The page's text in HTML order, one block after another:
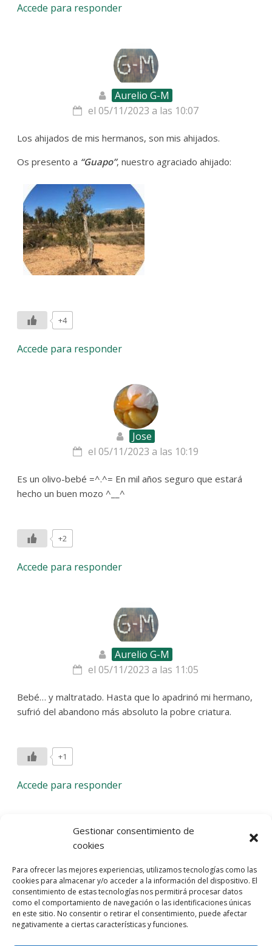
Gestionar consentimiento de
cookies
Para ofrecer las mejores experiencias, utilizamos tecnologías como las
cookies para almacenar y/o acceder a la información del dispositivo. El
consentimiento de estas tecnologías nos permitirá procesar datos
como el comportamiento de navegación o las identificaciones únicas
en este sitio. No consentir o retirar el consentimiento, puede afectar
negativamente a ciertas características y funciones.
Accede para responder
Aurelio G-M
el 05/11/2023 a las 10:07
Los ahijados de mis hermanos, son mis ahijados.
Os presento a “Guapo”, nuestro agraciado ahijado:
+4
Accede para responder
Jose
el 05/11/2023 a las 10:19
Es un olivo-bebé =^.^= En mil años seguro que estará
hecho un buen mozo ^__^
+2
Accede para responder
Aurelio G-M
el 05/11/2023 a las 11:05
Bebé… y maltratado. Hasta que lo apadrinó mi hermano,
sufrió del abandono más absoluto la pobre criatura.
+1
Accede para responder
Deja una respuesta
comentario.
Entra con tu red social
He leído y acepto laPolítica de Privacidad